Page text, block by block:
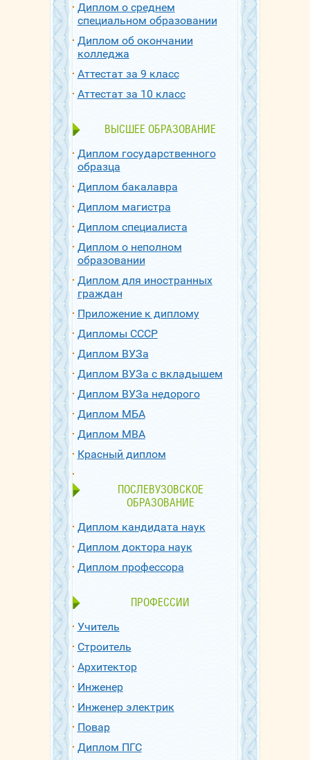
Диплом о среднем
специальном образовании
Диплом об окончании
колледжа
Аттестат за 9 класс
Аттестат за 10 класс
ВЫСШЕЕ ОБРАЗОВАНИЕ
Диплом государственного
образца
Диплом бакалавра
Диплом магистра
Диплом специалиста
Диплом о неполном
образовании
Диплом для иностранных
граждан
Приложение к диплому
Дипломы СССР
Диплом ВУЗа
Диплом ВУЗа с вкладышем
Диплом ВУЗа недорого
Диплом МБА
Диплом МВА
Красный диплом
ПОСЛЕВУЗОВСКОЕ
ОБРАЗОВАНИЕ
Диплом кандидата наук
Диплом доктора наук
Диплом профессора
ПРОФЕССИИ
Учитель
Строитель
Архитектор
Инженер
Инженер электрик
Повар
Диплом ПГС